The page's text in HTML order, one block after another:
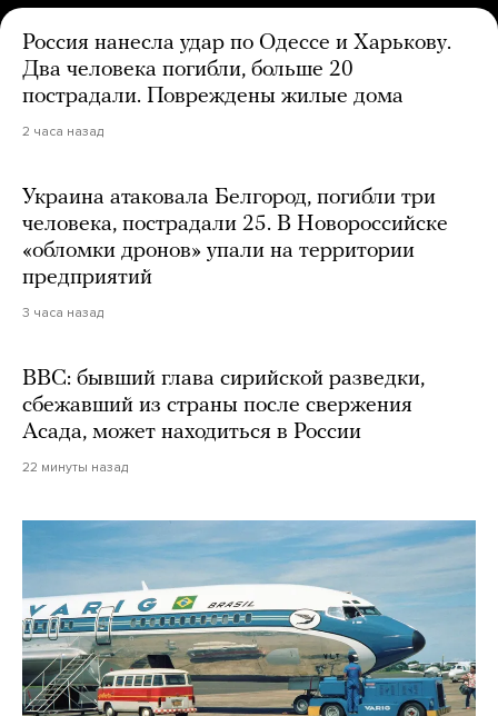
Россия нанесла удар по Одессе и Харькову.
Два человека погибли, больше 20
пострадали. Повреждены жилые дома
2 часа назад
Украина атаковала Белгород, погибли три
человека, пострадали 25. В Новороссийске
«обломки дронов» упали на территории
предприятий
3 часа назад
BBC: бывший глава сирийской разведки,
сбежавший из страны после свержения
Асада, может находиться в России
22 минуты назад